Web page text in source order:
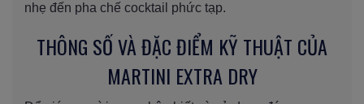
nhẹ đến pha chế cocktail phức tạp.
THÔNG SỐ VÀ ĐẶC ĐIỂM KỸ THUẬT CỦA
MARTINI EXTRA DRY